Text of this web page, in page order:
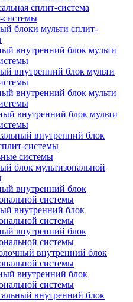
сплит-система
системы
блоки мульти сплит-
внутренний блок мульти
внутренний блок мульти
внутренний блок мульти
внутренний блок мульти
внутренний блок
системы
системы
блок мультизональной
внутренний блок
системы
внутренний блок
системы
внутренний блок
системы
внутренний блок
системы
внутренний блок
системы
внутренний блок